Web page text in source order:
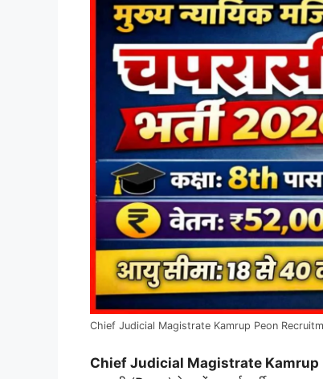
Chief Judicial Magistrate Kamrup Peon
Chief Judicial Magistrate Kamrup